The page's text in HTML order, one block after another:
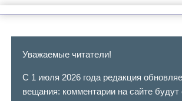
Уважаемые читатели!
С 1 июля 2026 года редакция
вещания: комментарии на сайте